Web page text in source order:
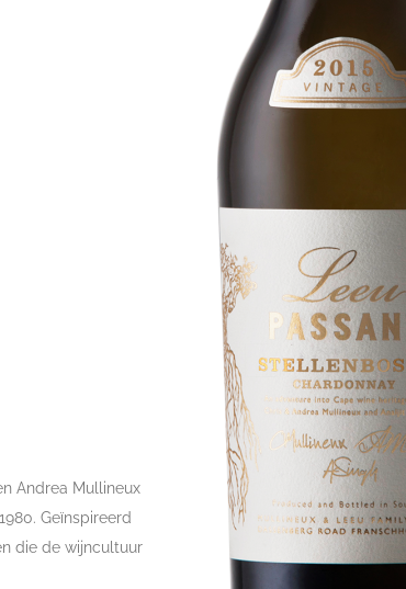
Andrea Mullineux
Geïnspireerd
die de wijncultuur